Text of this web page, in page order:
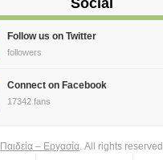
Follow us on Twitter
followers
Connect on Facebook
17342 fans
Παιδεία – Εργασία . All rights reserved.